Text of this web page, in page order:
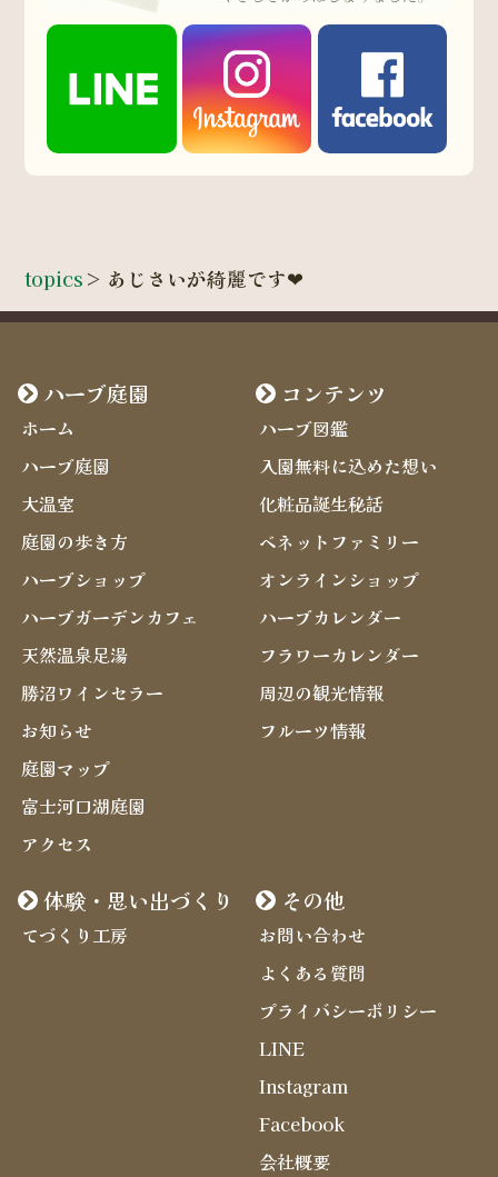
topics > あじさいが綺麗です❤
ハーブ庭園
ホーム
ハーブ庭園
大温室
庭園の歩き方
ハーブショップ
ハーブガーデンカフェ
天然温泉足湯
勝沼ワインセラー
お知らせ
庭園マップ
富士河口湖庭園
アクセス
コンテンツ
ハーブ図鑑
入園無料に込めた想い
化粧品誕生秘話
ベネットファミリー
オンラインショップ
ハーブカレンダー
フラワーカレンダー
周辺の観光情報
フルーツ情報
体験・思い出づくり
てづくり工房
その他
お問い合わせ
よくある質問
プライバシーポリシー
LINE
Instagram
Facebook
会社概要